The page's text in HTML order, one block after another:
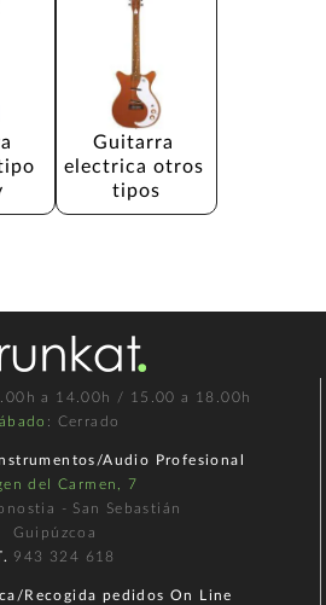
Guitarra
electrica otros
tipos
a 14.00h / 15.00 a 18.00h
: Cerrado
Audio Profesional
del Carmen, 7
- San Sebastián
Guipúzcoa
943 324 618
Recogida pedidos On Line